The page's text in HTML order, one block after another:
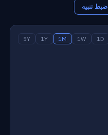
ضبط تنبيه
1D
1W
1M
1Y
5Y